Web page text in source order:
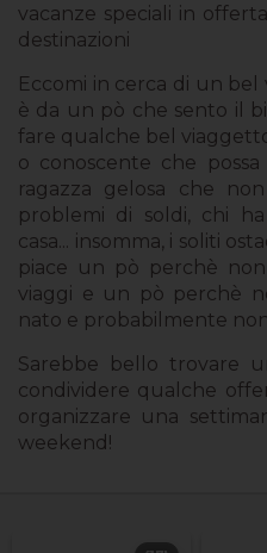
vacanze speciali in
destinazioni
Eccomi in cerca di un bel
è da un pò che sento il
fare qualche bel
o conoscente che
ragazza gelosa che
problemi di soldi, chi
casa... insomma, i soliti
piace un pò perchè
viaggi e un pò perchè
nato e probabilmente
Sarebbe bello trovare
condividere qualche
organizzare una
weekend!